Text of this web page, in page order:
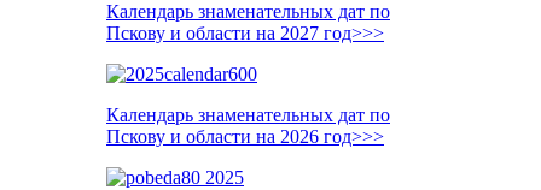
Календарь знаменательных дат по
Пскову и области на 2027 год>>>
Календарь знаменательных дат по
Пскову и области на 2026 год>>>